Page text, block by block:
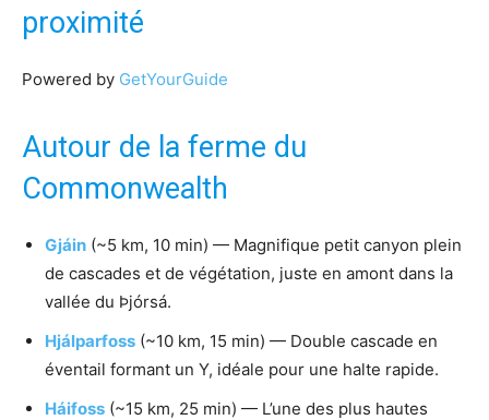
proximité
Powered by GetYourGuide
Autour de la ferme du
Commonwealth
Gjáin (~5 km, 10 min) — Magnifique petit canyon plein
de cascades et de végétation, juste en amont dans la
vallée du Þjórsá.
Hjálparfoss (~10 km, 15 min) — Double cascade en
éventail formant un Y, idéale pour une halte rapide.
Háifoss (~15 km, 25 min) — L’une des plus hautes